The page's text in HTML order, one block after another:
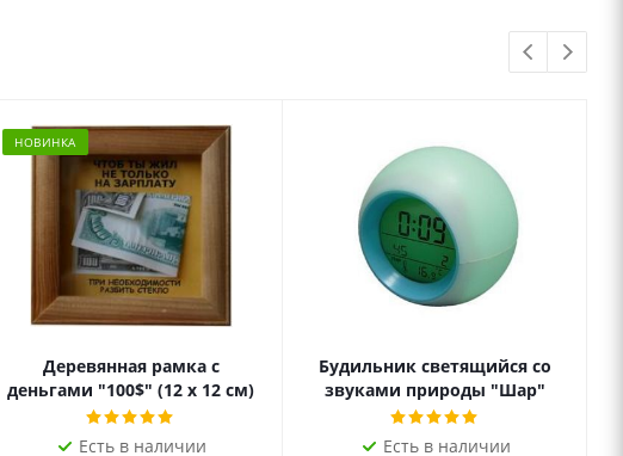
НОВИНКА
Деревянная рамка с
деньгами "100$" (12 х 12 см)
Есть в наличии
Будильник светящийся со
звуками природы "Шар"
Есть в наличии